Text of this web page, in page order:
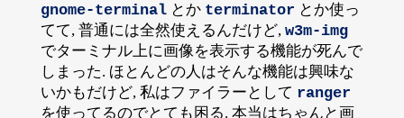
gnome-terminalとか terminator とか使っ
てて, 普通には全然使えるんだけど, w3m-img
でターミナル上に画像を表示する機能が死んで
しまった. ほとんどの人はそんな機能は興味な
いかもだけど, 私はファイラーとして ranger
を使ってるのでとても困る. 本当はちゃんと画